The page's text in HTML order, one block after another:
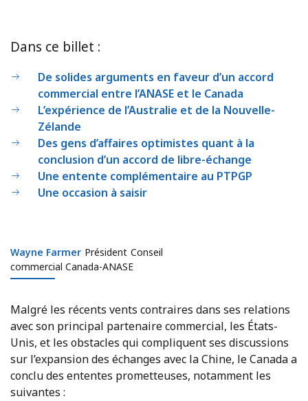
Dans ce billet :
De solides arguments en faveur d’un accord
commercial entre l’ANASE et le Canada
L’expérience de l’Australie et de la Nouvelle-
Zélande
Des gens d’affaires optimistes quant à la
conclusion d’un accord de libre-échange
Une entente complémentaire au PTPGP
Une occasion à saisir
Wayne Farmer
Wayne Farmer Président Conseil
commercial Canada-ANASE
Malgré les récents vents contraires dans ses relations
avec son principal partenaire commercial, les États-
Unis, et les obstacles qui compliquent ses discussions
sur l’expansion des échanges avec la Chine, le Canada a
conclu des ententes prometteuses, notamment les
suivantes :